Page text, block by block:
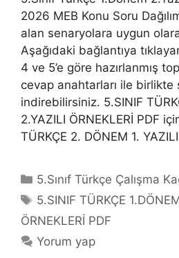
2026 MEB Konu Soru
alan senaryolara uygun
Aşağıdaki bağlantıya
4 ve 5’e göre hazırlanmış
cevap anahtarları ile birlikte
indirebilirsiniz. 5.SINIF
2.YAZILI ÖRNEKLERİ PDF
TÜRKÇE 2. DÖNEM 1.
Kategoriler
5.Sınıf Türkçe Çalışma
Etiketler
5.SINIF TÜRKÇE
ÖRNEKLERİ PDF
Yorum yap